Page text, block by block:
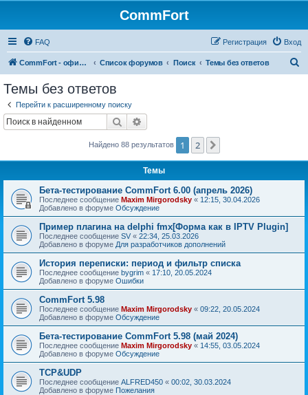
CommFort
FAQ Вход
Регистрация
CommFort - официальный сайт Список форумов Поиск Темы без ответов
Темы без ответов
Перейти к расширенному поиску
Поиск
Найдено 88 результатов 1 2
Темы
Бета-тестирование CommFort 6.00 (апрель 2026)
Последнее сообщение Maxim Mirgorodsky « 12:15, 30.04.2026
Добавлено в форуме Обсуждение
Пример плагина на delphi fmx[Форма как в IPTV Plugin]
Последнее сообщение SV « 22:34, 25.03.2026
Добавлено в форуме Для разработчиков дополнений
История переписки: период и фильтр списка
Последнее сообщение bygrim « 17:10, 20.05.2024
Добавлено в форуме Ошибки
CommFort 5.98
Последнее сообщение Maxim Mirgorodsky « 09:22, 20.05.2024
Добавлено в форуме Обсуждение
Бета-тестирование CommFort 5.98 (май 2024)
Последнее сообщение Maxim Mirgorodsky « 14:55, 03.05.2024
Добавлено в форуме Обсуждение
TCP&UDP
Последнее сообщение ALFRED450 « 00:02, 30.03.2024
Добавлено в форуме Пожелания